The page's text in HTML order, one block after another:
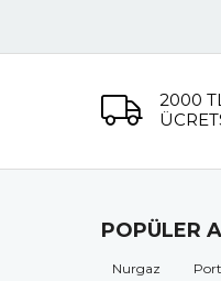
2000
POPÜLER
Nurgaz